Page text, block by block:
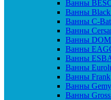
Ванны
Ванны
Ванны C-
Ванны
Ванны
Ванны
Ванны
Ванны
Ванны Frank
Ванны Gemy
Ванны